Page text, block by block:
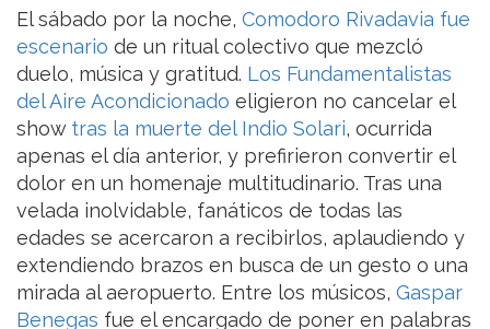
El sábado por la noche, Comodoro Rivadavia fue
escenario de un ritual colectivo que mezcló
duelo, música y gratitud. Los Fundamentalistas
del Aire Acondicionado eligieron no cancelar el
showtras la muerte del Indio Solari, ocurrida
apenas el día anterior, y prefirieron convertir el
dolor en un homenaje multitudinario. Tras una
velada inolvidable, fanáticos de todas las
edades se acercaron a recibirlos, aplaudiendo y
extendiendo brazos en busca de un gesto o una
mirada al aeropuerto. Entre los músicos, Gaspar
Benegas fue el encargado de poner en palabras